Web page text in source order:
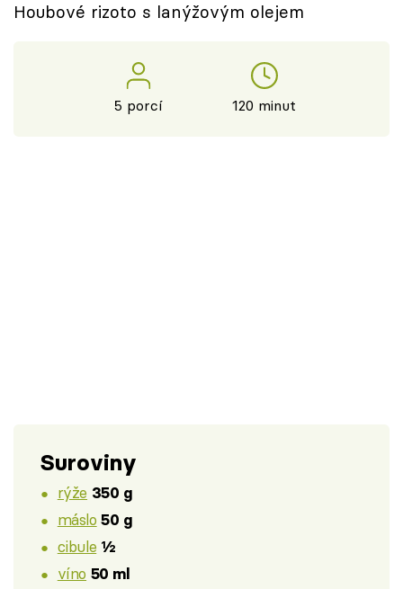
Sledujte prima+
Houbové rizoto s lanýžovým olejem
5 porcí 120 minut
Suroviny
rýže 350 g
máslo 50 g
cibule ½
víno 50 ml